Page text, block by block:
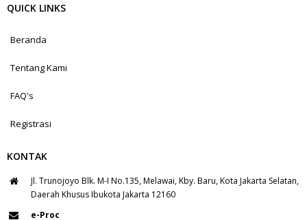
QUICK LINKS
Beranda
Tentang Kami
FAQ's
Registrasi
KONTAK
Jl. Trunojoyo Blk. M-I No.135, Melawai, Kby. Baru, Kota Jakarta Selatan,
Daerah Khusus Ibukota Jakarta 12160
e-Proc